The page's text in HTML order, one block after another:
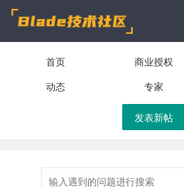
首页 商业授权
动态
专家
发表新帖